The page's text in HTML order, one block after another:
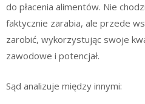
do płacenia alimentów. Nie
faktycznie zarabia, ale przede
zarobić, wykorzystując swoje
zawodowe i potencjał.
Sąd analizuje między innymi: